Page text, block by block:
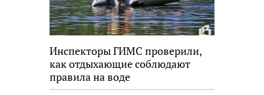
Инспекторы ГИМС проверили,
как отдыхающие соблюдают
правила на воде